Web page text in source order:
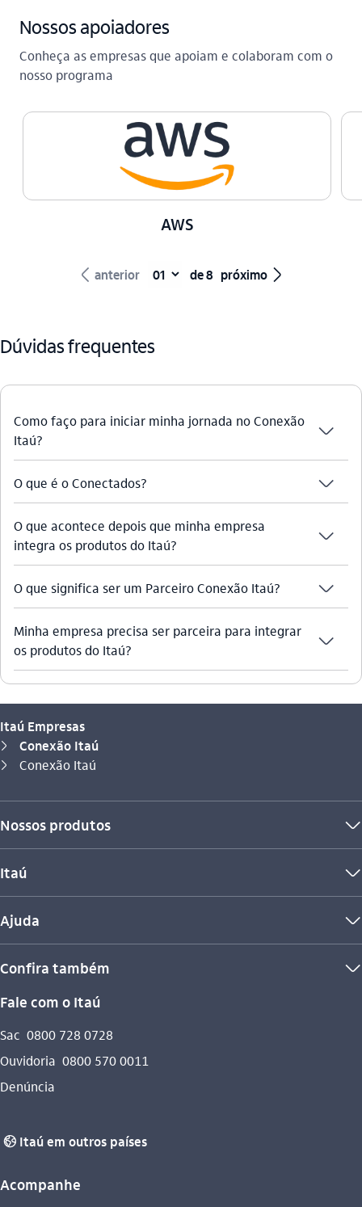
Nossos apoiadores
Conheça as empresas que apoiam e colaboram com o
nosso programa
AWS
seta_esquerda anterior de 8 próximo seta_direita
Dúvidas frequentes
Como faço para iniciar minha jornada no Conexão
Itaú?
seta_baixo
O que é o Conectados? seta_baixo
O que acontece depois que minha empresa
integra os produtos do Itaú?
seta_baixo
O que significa ser um Parceiro Conexão Itaú? seta_baixo
Minha empresa precisa ser parceira para integrar
os produtos do Itaú?
seta_baixo
Itaú Empresas
seta_direita Conexão Itaú
seta_direita
Você está aqui:
Conexão Itaú
Nossos produtos seta_baixo
Itaú seta_baixo
Ajuda seta_baixo
Confira também seta_baixo
Fale com o Itaú
Sac 0800 728 0728
Ouvidoria 0800 570 0011
Denúncia
globo_outline Itaú em outros países
Acompanhe